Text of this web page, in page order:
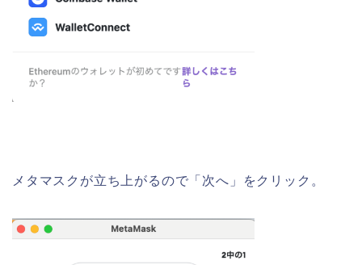
メタマスクが立ち上がるので「次へ」をクリック。